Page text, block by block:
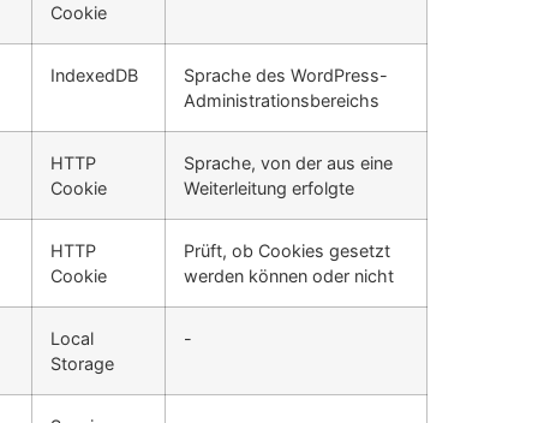
Cookie
IndexedDB
Sprache des WordPress-
Administrationsbereichs
HTTP
Cookie
Sprache, von der aus eine
Weiterleitung erfolgte
HTTP
Cookie
Prüft, ob Cookies gesetzt
werden können oder nicht
Local
Storage
-